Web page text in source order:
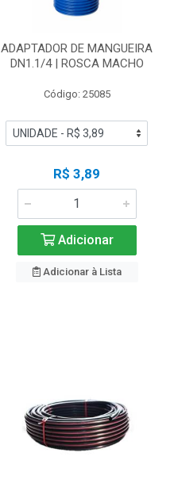
ADAPTADOR DE MANGUEIRA
DN1.1/4 | ROSCA MACHO
Código: 25085
R$ 3,89
Adicionar
Adicionar à Lista